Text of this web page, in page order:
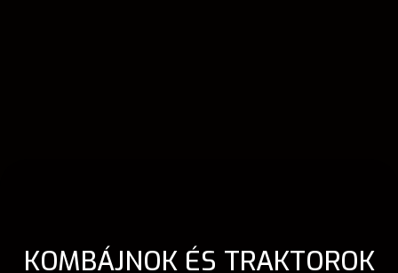
KOMBÁJNOK ÉS TRAKTOROK